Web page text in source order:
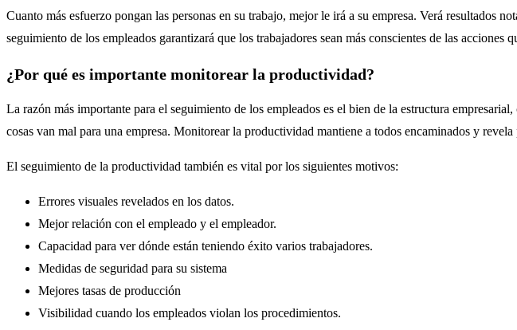
Cuanto más esfuerzo pongan las personas en su trabajo, mejor le irá a su empresa. Verá resultados
seguimiento de los empleados garantizará que los trabajadores sean más conscientes de las acciones
¿Por qué es importante monitorear la productividad?
La razón más importante para el seguimiento de los empleados es el bien de la estructura
cosas van mal para una empresa. Monitorear la productividad mantiene a todos encaminados y revela
El seguimiento de la productividad también es vital por los siguientes motivos:
Errores visuales revelados en los datos.
Mejor relación con el empleado y el empleador.
Capacidad para ver dónde están teniendo éxito varios trabajadores.
Medidas de seguridad para su sistema
Mejores tasas de producción
Visibilidad cuando los empleados violan los procedimientos.